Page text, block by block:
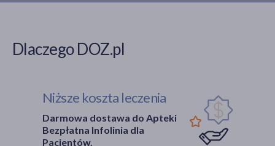
Dlaczego DOZ.pl
Niższe koszta leczenia
Darmowa dostawa do Apteki
Bezpłatna Infolinia dla
Pacjentów.